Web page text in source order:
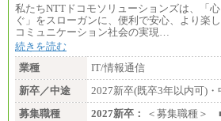
私たちNTTドコモソリューションズは、「
ぐ」をスローガンに、便利で安心、より楽
コミュニケーション社会の実現…
続きを読む
業種
IT/情報通信
新卒／中途
2027新卒(既卒3年以内可)・
募集職種
2027新卒：
＜募集職種＞